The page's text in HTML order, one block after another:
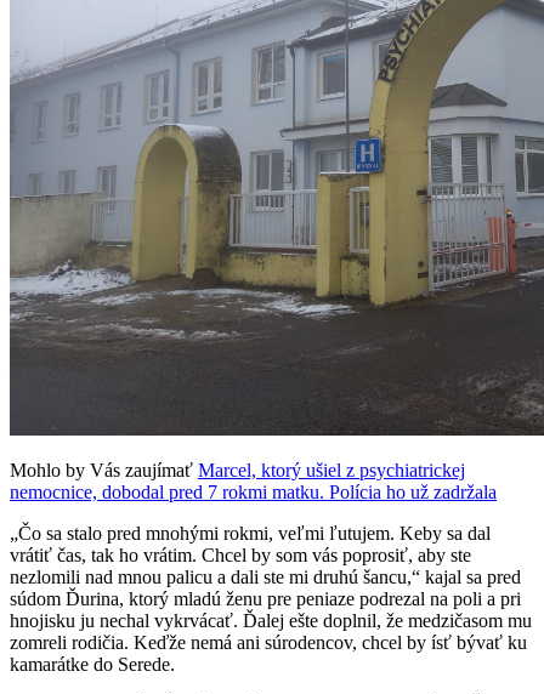
Mohlo by Vás zaujímať Marcel, ktorý ušiel z psychiatrickej
nemocnice, dobodal pred 7 rokmi matku. Polícia ho už zadržala
„Čo sa stalo pred mnohými rokmi, veľmi ľutujem. Keby sa dal
vrátiť čas, tak ho vrátim. Chcel by som vás poprosiť, aby ste
nezlomili nad mnou palicu a dali ste mi druhú šancu,“ kajal sa pred
súdom Ďurina, ktorý mladú ženu pre peniaze podrezal na poli a pri
hnojisku ju nechal vykrvácať. Ďalej ešte doplnil, že medzičasom mu
zomreli rodičia. Keďže nemá ani súrodencov, chcel by ísť bývať ku
kamarátke do Serede.